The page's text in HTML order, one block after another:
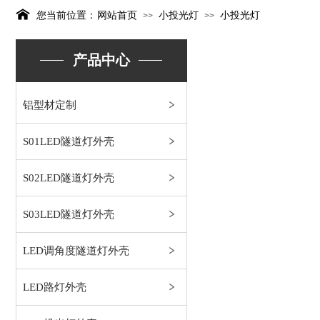
您当前位置： 网站首页 >> 小投光灯 >> 小投光灯
产品中心
铝型材定制
S01LED隧道灯外壳
S02LED隧道灯外壳
S03LED隧道灯外壳
LED调角度隧道灯外壳
LED路灯外壳